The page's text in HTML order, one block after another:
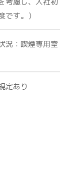
す。）
況：喫煙専用室
定あり